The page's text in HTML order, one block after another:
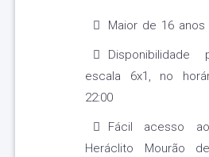
Maior de 16 anos
escala 6x1, no
22:00
Fácil acesso
Heráclito Mourão